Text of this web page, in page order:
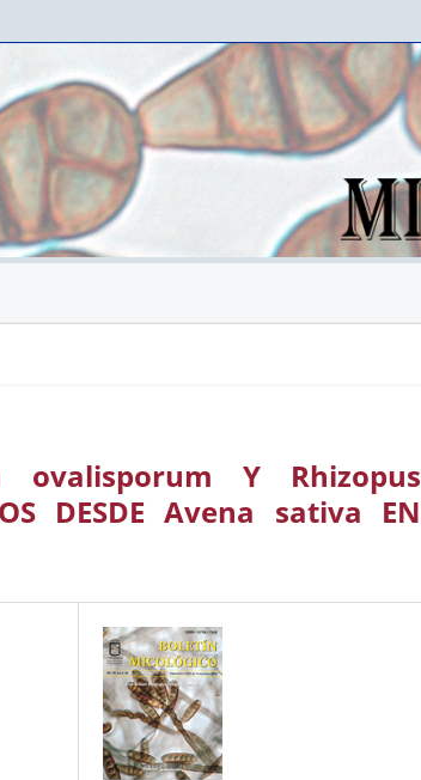
ovalisporum Y Rhizopus
DESDE Avena sativa EN